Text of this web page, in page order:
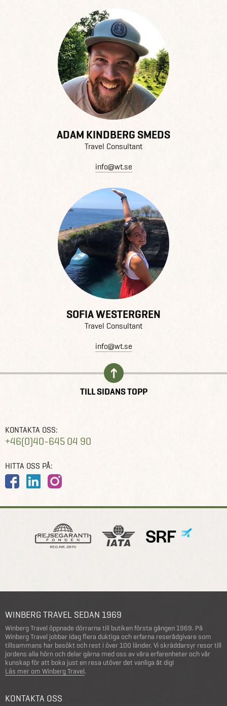
ADAM KINDBERG SMEDS
Travel Consultant
info@wt.se
SOFIA WESTERGREN
Travel Consultant
info@wt.se
TILL SIDANS TOPP
KONTAKTA OSS:
+46(0)40-645 04 90
HITTA OSS PÅ:
WINBERG TRAVEL SEDAN 1969
Winberg Travel öppnade dörrarna till butiken första gången 1969. På
Winberg Travel jobbar idag flera duktiga och erfarna reserådgivare som
tillsammans har besökt och rest i över 100 länder. Vi skräddarsyr resor till
jordens alla hörn och delar gärna med oss av våra erfarenheter och vår
kunskap för att boka just en resa utöver det vanliga åt dig!
Läs mer om Winberg Travel.
KONTAKTA OSS